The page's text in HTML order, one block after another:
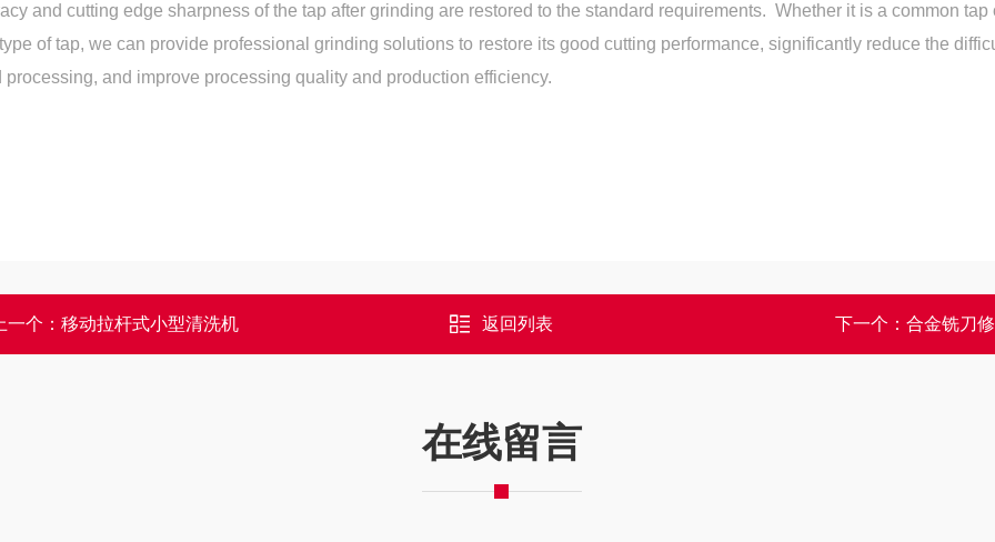
and cutting edge sharpness of the tap after grinding are restored to the standard requirements. Whether it is a common tap
of tap, we can provide professional grinding solutions to restore its good cutting performance, significantly reduce the
processing, and improve processing quality and production efficiency.
一个： 移动拉杆式小型清洗机 返回列表 下一个： 合金铣刀
在线留言